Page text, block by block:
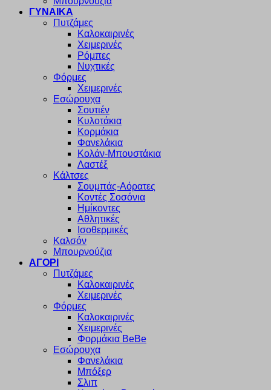
ΓΥΝΑΙΚΑ
Πυτζάμες
Καλοκαιρινές
Χειμερινές
Ρόμπες
Νυχτικές
Φόρμες
Χειμερινές
Εσώρουχα
Σουτιέν
Κυλοτάκια
Κορμάκια
Φανελάκια
Κολάν-Μπουστάκια
Λαστέξ
Κάλτσες
Σουμπάς-Αόρατες
Κοντές Σοσόνια
Ημίκοντες
Αθλητικές
Ισοθερμικές
Καλσόν
Μπουρνούζια
ΑΓΟΡΙ
Πυτζάμες
Καλοκαιρινές
Χειμερινές
Φόρμες
Καλοκαιρινές
Χειμερινές
Φορμάκια BeBe
Εσώρουχα
Φανελάκια
Μπόξερ
Σλιπ